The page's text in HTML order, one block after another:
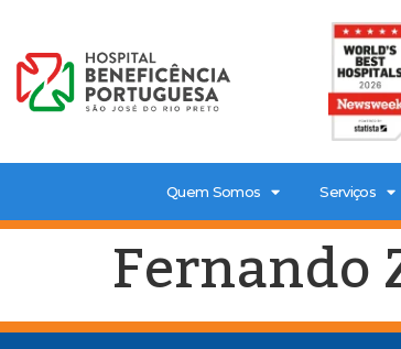
Quem Somos Serviços
Fernando